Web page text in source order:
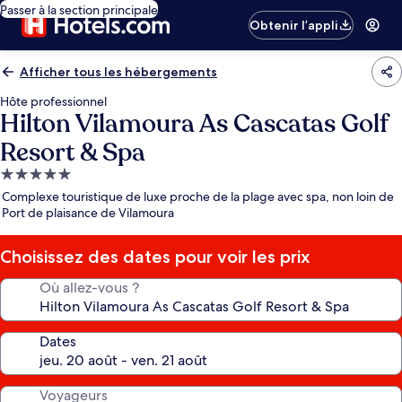
Passer à la section principale
Obtenir l’appli
Afficher tous les hébergements
Hôte professionnel
Hilton Vilamoura As Cascatas Golf
Resort & Spa
Hébergement
5.0 étoiles
Complexe touristique de luxe proche de la plage avec spa, non loin de
Port de plaisance de Vilamoura
Choisissez des dates pour voir les prix
Où allez-vous ?
Dates
Voyageurs